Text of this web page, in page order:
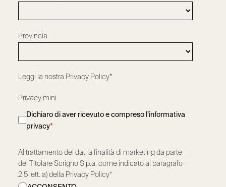
Provincia
Leggi la nostra Privacy Policy*
Privacy mini
Dichiaro di aver ricevuto e compreso l’informativa
privacy*
Al trattamento dei dati a finalità di marketing da parte
del Titolare Scrigno S.p.a. come indicato al paragrafo
2.5 lett. a) della Privacy Policy*